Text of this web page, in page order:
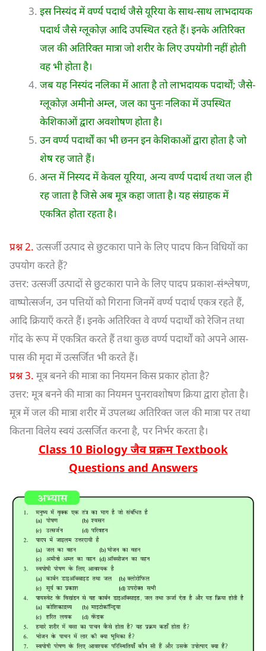
इस निस्यंद में वर्ण्य पदार्थ जैसे यूरिया के साथ-साथ लाभदायक
पदार्थ जैसे ग्लूकोज़ आदि उपस्थित रहते हैं। इनके अतिरिक्त
जल की अतिरिक्त मात्रा जो शरीर के लिए उपयोगी नहीं होती
वह भी होता है।
जब यह निस्यंद नलिका में आता है तो लाभदायक पदार्थों; जैसे-
ग्लूकोज़ अमीनो अम्ल, जल का पुनः नलिका में उपस्थित
केशिकाओं द्वारा अवशोषण होता है।
उन वर्ण्य पदार्थों का भी छनन इन केशिकाओं द्वारा होता है जो
शेष रह जाते हैं।
अन्त में निस्यद में केवल यूरिया, अन्य वर्ण्य पदार्थ तथा जल ही
रह जाता है जिसे अब मूत्र कहा जाता है। यह संग्राहक में
एकत्रित होता रहता है।
प्रश्न 2. उत्सर्जी उत्पाद से छुटकारा पाने के लिए पादप किन विधियों का
उपयोग करते हैं?
उत्तर: उत्सर्जी उत्पादों से छुटकारा पाने के लिए पादप प्रकाश-संश्लेषण,
वाष्पोत्सर्जन, उन पत्तियों को गिराना जिनमें वर्ण्य पदार्थ एकत्र रहते हैं,
आदि क्रियाएँ करते हैं। इनके अतिरिक्त वे वर्ण्य पदार्थों को रेजिन तथा
गोंद के रूप में एकत्रित करते हैं तथा कुछ वर्ण्य पदार्थों को अपने आस-
पास की मृदा में उत्सर्जित भी करते हैं।
प्रश्न 3. मूत्र बनने की मात्रा का नियमन किस प्रकार होता है?
उत्तर: मूत्र बनने की मात्रा का नियमन पुनरावशोषण क्रिया द्वारा होता है।
मूत्र में जल की मात्रा शरीर में उपलब्ध अतिरिक्त जल की मात्रा पर तथा
कितना विलेय स्वयं उत्सर्जित करना है, पर निर्भर करता है।
Class 10 Biology जैव प्रक्रमTextbook
Questions and Answers